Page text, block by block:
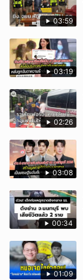
03:59
03:19
02:26
03:08
00:34
01:09